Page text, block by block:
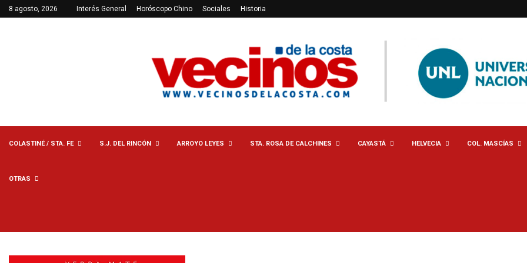
8 agosto, 2026 Interés General Horóscopo Chino Sociales Historia
COLASTINÉ / STA. FE S.J. DEL RINCÓN ARROYO LEYES STA. ROSA DE CALCHINES CAYASTÁ HELVECIA COL. MASCÍAS
OTRAS